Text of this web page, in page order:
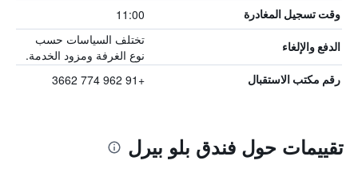
وقت تسجيل المغادرة 11:00
الدفع والإلغاء
تختلف السياسات حسب
نوع الغرفة ومزود الخدمة.
رقم مكتب الاستقبال +91 962 774 3662
تقييمات حول فندق بلو بيرل